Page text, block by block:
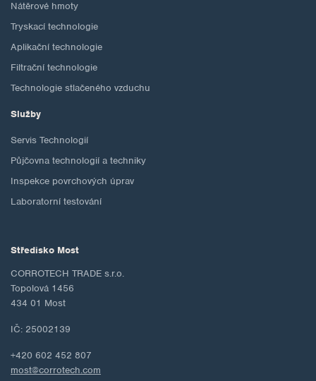
Nátěrové hmoty
Tryskací technologie
Aplikační technologie
Filtrační technologie
Technologie stlačeného vzduchu
Služby
Servis Technologií
Půjčovna technologií a techniky
Inspekce povrchových úprav
Laboratorní testování
Středisko Most
CORROTECH TRADE s.r.o.
Topolová 1456
434 01 Most
IČ: 25002139
+420 602 452 807
most@corrotech.com